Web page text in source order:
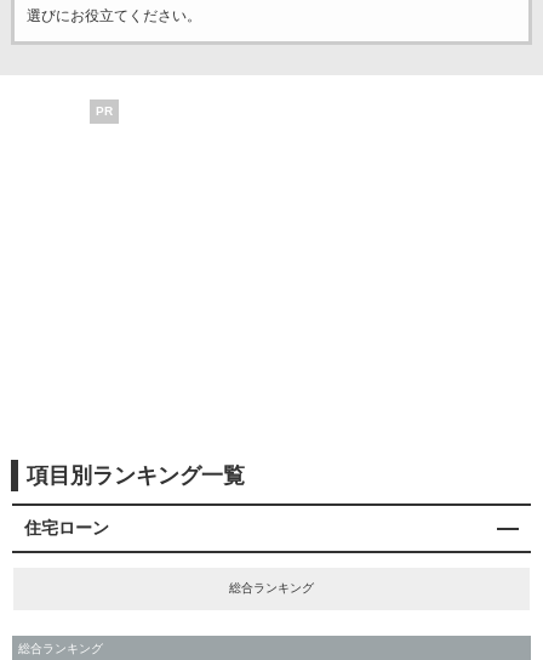
選びにお役立てください。
PR
項目別ランキング一覧
住宅ローン
総合ランキング
総合ランキング